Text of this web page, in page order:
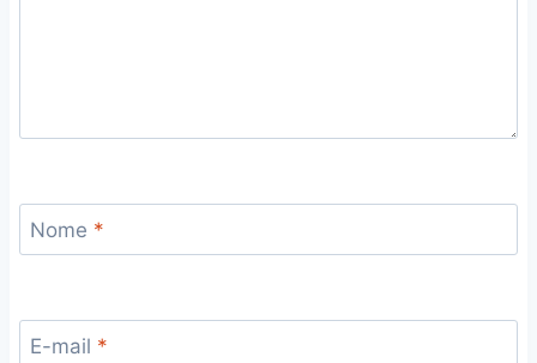
Nome *
E-mail *